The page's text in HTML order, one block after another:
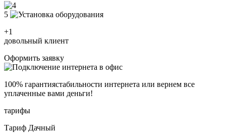
5
+1
довольный клиент
Оформить заявку
100% гарантиястабильности интернета или вернем все
уплаченные вами деньги!
тарифы
Тариф Дачный